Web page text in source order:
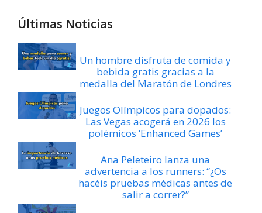
Últimas Noticias
Un hombre disfruta de comida y
bebida gratis gracias a la
medalla del Maratón de Londres
Juegos Olímpicos para dopados:
Las Vegas acogerá en 2026 los
polémicos ‘Enhanced Games’
Ana Peleteiro lanza una
advertencia a los runners: “¿Os
hacéis pruebas médicas antes de
salir a correr?”